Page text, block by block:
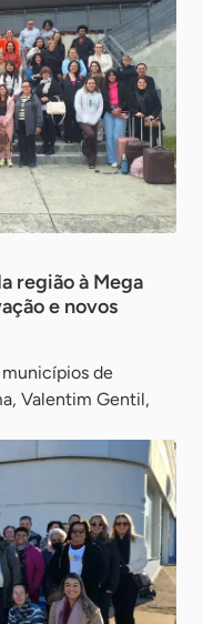
região à Mega
e novos
de
Valentim Gentil,